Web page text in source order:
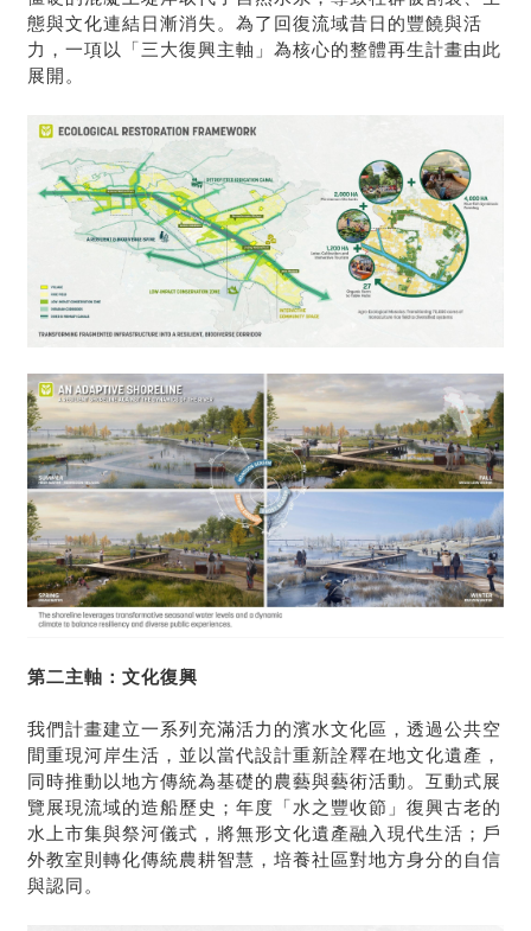
態與文化連結日漸消失。為了回復流域昔日的豐饒與活
力，一項以「三大復興主軸」為核心的整體再生計畫由此
展開。
第二主軸：文化復興
我們計畫建立一系列充滿活力的濱水文化區，透過公共空
間重現河岸生活，並以當代設計重新詮釋在地文化遺產，
同時推動以地方傳統為基礎的農藝與藝術活動。互動式展
覽展現流域的造船歷史；年度「水之豐收節」復興古老的
水上市集與祭河儀式，將無形文化遺產融入現代生活；戶
外教室則轉化傳統農耕智慧，培養社區對地方身分的自信
與認同。